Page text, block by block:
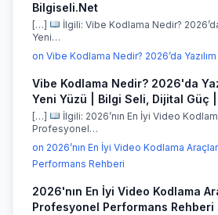
Bilgiseli.Net
[…]
İlgili: Vibe Kodlama Nedir? 2026’da
Yeni…
on Vibe Kodlama Nedir? 2026’da
Vibe Kodlama Nedir? 2026'da
Yeni Yüzü | Bilgi Seli, Dijital Güç
[…]
İlgili: 2026’nın En İyi Video
Profesyonel…
on 2026’nın En İyi Video Kodlama
Performans Rehberi
2026'nın En İyi Video Kodlama
Profesyonel Performans